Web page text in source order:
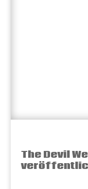
The Devil